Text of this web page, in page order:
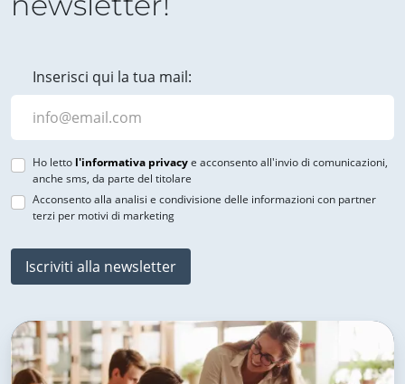
Inserisci qui la tua mail:
Ho letto l'informativa privacye acconsento all'invio di comunicazioni,
anche sms, da parte del titolare
Acconsento alla analisi e condivisione delle informazioni con partner
terzi per motivi di marketing
Iscriviti alla newsletter